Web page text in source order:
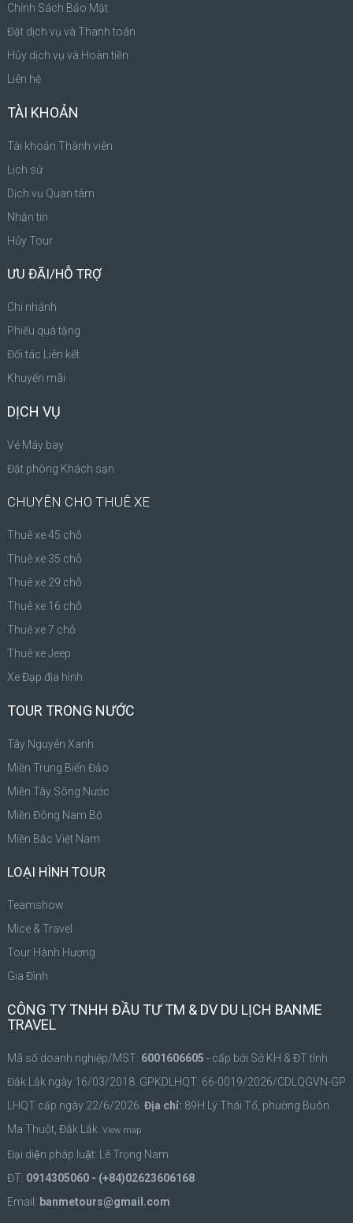
Chính Sách Bảo Mật
Đặt dịch vụ và Thanh toán
Hủy dịch vụ và Hoàn tiền
Liên hệ
TÀI KHOẢN
Tài khoản Thành viên
Lịch sử
Dịch vụ Quan tâm
Nhận tin
Hủy Tour
ƯU ĐÃI/HỖ TRỢ
Chi nhánh
Phiếu quà tặng
Đối tác Liên kết
Khuyến mãi
DỊCH VỤ
Vé Máy bay
Đặt phòng Khách sạn
CHUYÊN CHO THUÊ XE
Thuê xe 45 chỗ
Thuê xe 35 chỗ
Thuê xe 29 chỗ
Thuê xe 16 chỗ
Thuê xe 7 chỗ
Thuê xe Jeep
Xe Đạp địa hình
TOUR TRONG NƯỚC
Tây Nguyên Xanh
Miền Trung Biển Đảo
Miền Tây Sông Nước
Miền Đông Nam Bộ
Miền Bắc Việt Nam
LOẠI HÌNH TOUR
Teamshow
Mice & Travel
Tour Hành Hương
Gia Đình
CÔNG TY TNHH ĐẦU TƯ TM & DV DU LỊCH BANME
TRAVEL
Mã số doanh nghiệp/MST: 6001606605 - cấp bởi Sở KH & ĐT tỉnh
Đắk Lắk ngày 16/03/2018. GPKDLHQT: 66-0019/2026/CDLQGVN-GP
LHQT cấp ngày 22/6/2026. Địa chỉ: 89H Lý Thái Tổ, phường Buôn
Ma Thuột, Đắk Lắk. View map
Đại diện pháp luật: Lê Trọng Nam
ĐT: 0914305060 - (+84)02623606168
Email: banmetours@gmail.com